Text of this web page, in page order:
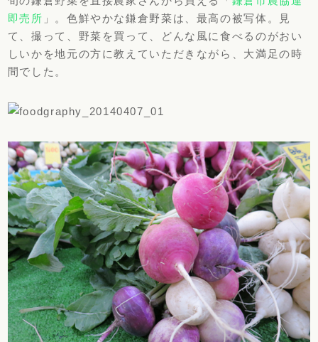
即売所 」。色鮮やかな鎌倉野菜は、最高の被写体。見
て、撮って、野菜を買って、どんな風に食べるのがおい
しいかを地元の方に教えていただきながら、大満足の時
間でした。